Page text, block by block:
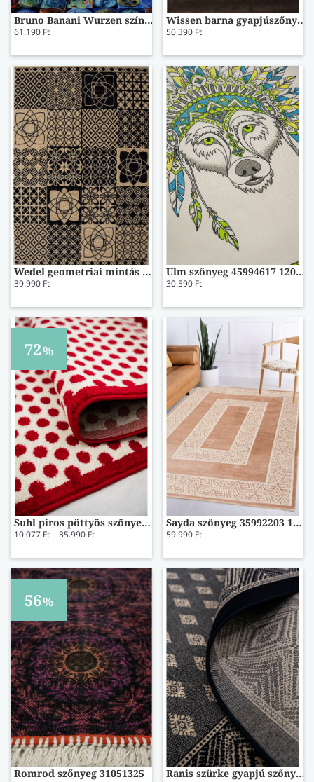
Bruno Banani Wurzen színes szőnyeg 59648613
61.190 Ft
Wissen barna gyapjúszőnyeg
50.390 Ft
Wedel geometriai mintás szőnyeg 56666323 120x170
39.990 Ft
Ulm szőnyeg 45994617 120x180
30.590 Ft
72%
Suhl piros pöttyös szőnyeg 40477167 120x180
10.077 Ft 35.990 Ft
Sayda szőnyeg 35992203 120x180
59.990 Ft
56%
Romrod szőnyeg 31051325 Ranis szürke gyapjú szőnyeg 30694536 120x170